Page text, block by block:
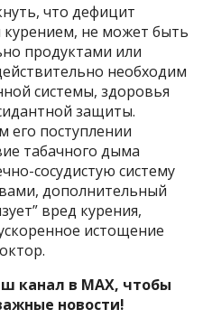
что дефицит
не может быть
продуктами или
необходим
системы, здоровья
защиты.
его поступлении
табачного дыма
сосудистую систему
дополнительный
вред курения,
истощение
канал в MAX, чтобы
новости!